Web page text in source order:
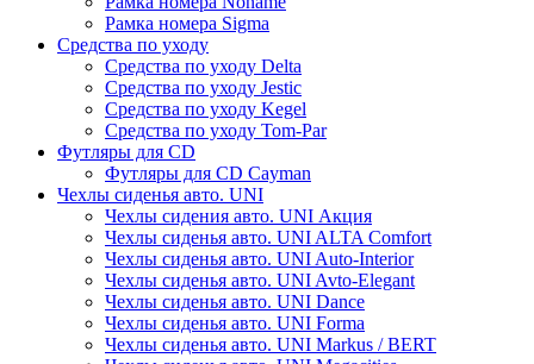
Рамка номера Sigma
Средства по уходу
Средства по уходу Delta
Средства по уходу Jestic
Средства по уходу Kegel
Средства по уходу Tom-Par
Футляры для CD
Футляры для CD Cayman
Чехлы сиденья авто. UNI
Чехлы сидения авто. UNI Акция
Чехлы сиденья авто. UNI ALTA Comfort
Чехлы сиденья авто. UNI Auto-Interior
Чехлы сиденья авто. UNI Avto-Elegant
Чехлы сиденья авто. UNI Dance
Чехлы сиденья авто. UNI Forma
Чехлы сиденья авто. UNI Markus / BERT